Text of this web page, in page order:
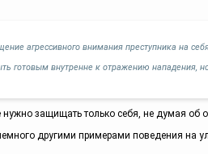
агрессивного внимания преступника на
готовым внутренне к отражению нападения,
нужно защищать только себя, не думая
другими примерами поведения на